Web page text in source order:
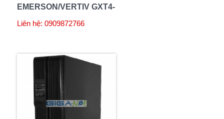
EMERSON/VERTIV GXT4-
10000RT230 10KVA
Liên hệ: 0909872766